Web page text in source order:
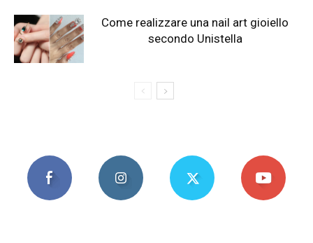
Come realizzare una nail art gioiello
secondo Unistella